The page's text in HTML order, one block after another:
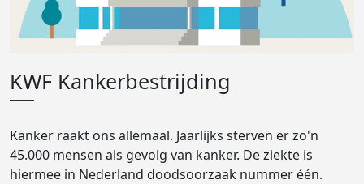
KWF Kankerbestrijding
Kanker raakt ons allemaal. Jaarlijks sterven er zo'n
45.000 mensen als gevolg van kanker. De ziekte is
hiermee in Nederland doodsoorzaak nummer één.